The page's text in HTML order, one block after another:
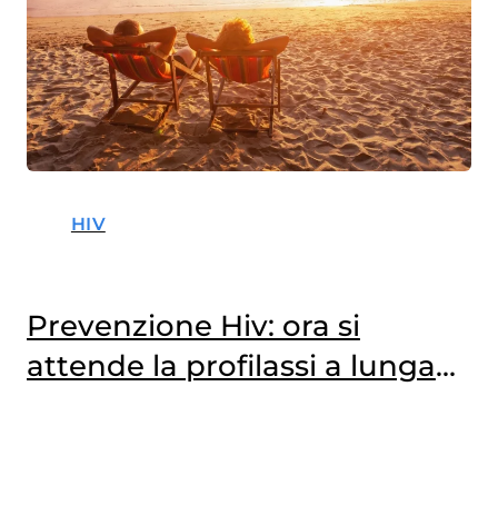
HIV
Prevenzione Hiv: ora si
attende la profilassi a lunga